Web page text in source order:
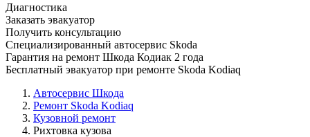
Диагностика
Заказать эвакуатор
Получить консультацию
Специализированный автосервис Skoda
Гарантия на ремонт Шкода Кодиак 2 года
Бесплатный эвакуатор при ремонте Skoda Kodiaq
Автосервис Шкода
Ремонт Skoda Kodiaq
Кузовной ремонт
Рихтовка кузова